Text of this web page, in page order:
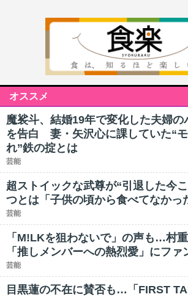
オススメ
魔裟斗、結婚19年で変化した夫婦の
を告白 妻・矢沢心に課していた“
れ”鉄の掟とは
芸能
超ストイックな武尊が“引退した今
つとは「子供の頃から食べてなかっ
芸能
「M!LKを狙わないで」の声も…村
「推しメンバーへの熱烈愛」にファ
芸能
目黒蓮の不在に賛否も…「FIRST